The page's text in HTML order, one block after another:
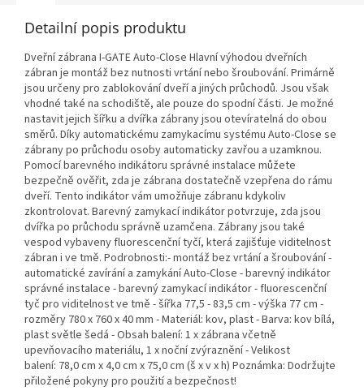
Detailní popis produktu
Dveřní zábrana I-GATE Auto-Close Hlavní výhodou dveřních
zábran je montáž bez nutnosti vrtání nebo šroubování. Primárně
jsou určeny pro zablokování dveří a jiných průchodů. Jsou však
vhodné také na schodiště, ale pouze do spodní části. Je možné
nastavit jejich šířku a dvířka zábrany jsou otevíratelná do obou
směrů. Díky automatickému zamykacímu systému Auto-Close se
zábrany po průchodu osoby automaticky zavřou a uzamknou.
Pomocí barevného indikátoru správné instalace můžete
bezpečně ověřit, zda je zábrana dostatečně vzepřena do rámu
dveří. Tento indikátor vám umožňuje zábranu kdykoliv
zkontrolovat. Barevný zamykací indikátor potvrzuje, zda jsou
dvířka po průchodu správně uzamčena. Zábrany jsou také
vespod vybaveny fluorescenční tyčí, která zajišťuje viditelnost
zábran i ve tmě. Podrobnosti:- montáž bez vrtání a šroubování -
automatické zavírání a zamykání Auto-Close - barevný indikátor
správné instalace - barevný zamykací indikátor - fluorescenční
tyč pro viditelnost ve tmě - šířka 77,5 - 83,5 cm - výška 77 cm -
rozměry 780 x 760 x 40 mm - Materiál: kov, plast - Barva: kov bílá,
plast světle šedá - Obsah balení: 1 x zábrana včetně
upevňovacího materiálu, 1 x noční zvýraznění - Velikost
balení: 78,0 cm x 4,0 cm x 75,0 cm (š x v x h) Poznámka: Dodržujte
přiložené pokyny pro použití a bezpečnost!